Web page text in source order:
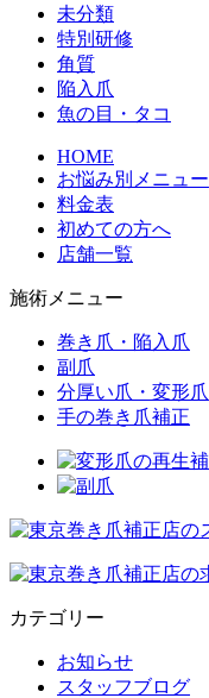
未分類
特別研修
角質
陥入爪
魚の目・タコ
HOME
お悩み別メニュー
料金表
初めての方へ
店舗一覧
施術メニュー
巻き爪・陥入爪
副爪
分厚い爪・変形爪
手の巻き爪補正
カテゴリー
お知らせ
スタッフブログ